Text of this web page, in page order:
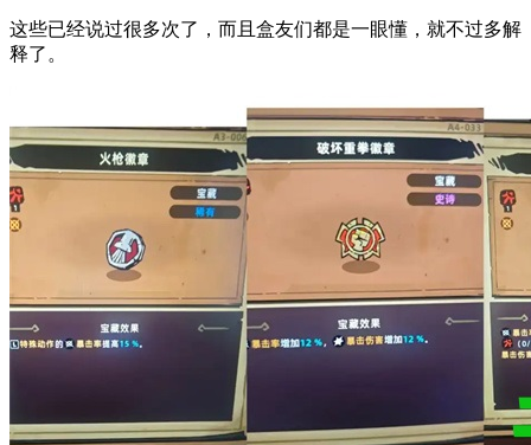
这些已经说过很多次了，而且盒友们都是一眼懂，就不过多解
释了。